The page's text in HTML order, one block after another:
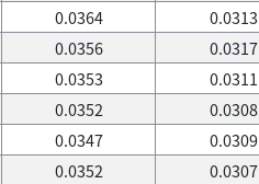
0.0364 0.0313
0.0356 0.0317
0.0353 0.0311
0.0352 0.0308
0.0347 0.0309
0.0352 0.0307